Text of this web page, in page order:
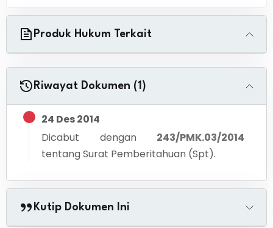
Produk Hukum Terkait
Riwayat Dokumen (1)
24 Des 2014
Dicabut dengan
243/PMK.03/2014
tentangSurat Pemberitahuan (Spt).
Kutip Dokumen Ini